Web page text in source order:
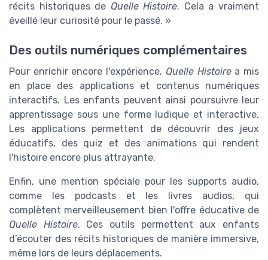
récits historiques de Quelle Histoire. Cela a vraiment
éveillé leur curiosité pour le passé. »
Des outils numériques complémentaires
Pour enrichir encore l'expérience, Quelle Histoirea mis
en place des applications et contenus numériques
interactifs. Les enfants peuvent ainsi poursuivre leur
apprentissage sous une forme ludique et interactive.
Les applications permettent de découvrir des jeux
éducatifs, des quiz et des animations qui rendent
l'histoire encore plus attrayante.
Enfin, une mention spéciale pour les supports audio,
comme les podcasts et les livres audios, qui
complètent merveilleusement bien l'offre éducative de
Quelle Histoire. Ces outils permettent aux enfants
d’écouter des récits historiques de manière immersive,
même lors de leurs déplacements.